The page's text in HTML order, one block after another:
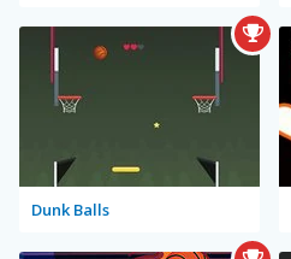
Dunk Balls